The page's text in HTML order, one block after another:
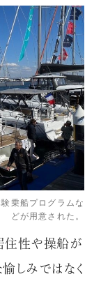
乗船プログラムな
どが用意された。
住性や操船が
しみではなく